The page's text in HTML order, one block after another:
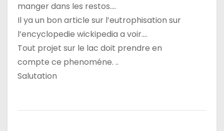
manger dans les restos….
Il ya un bon article sur l’eutrophisation sur
l’encyclopedie wickipedia a voir….
Tout projet sur le lac doit prendre en
compte ce phenoméne. ..
Salutation